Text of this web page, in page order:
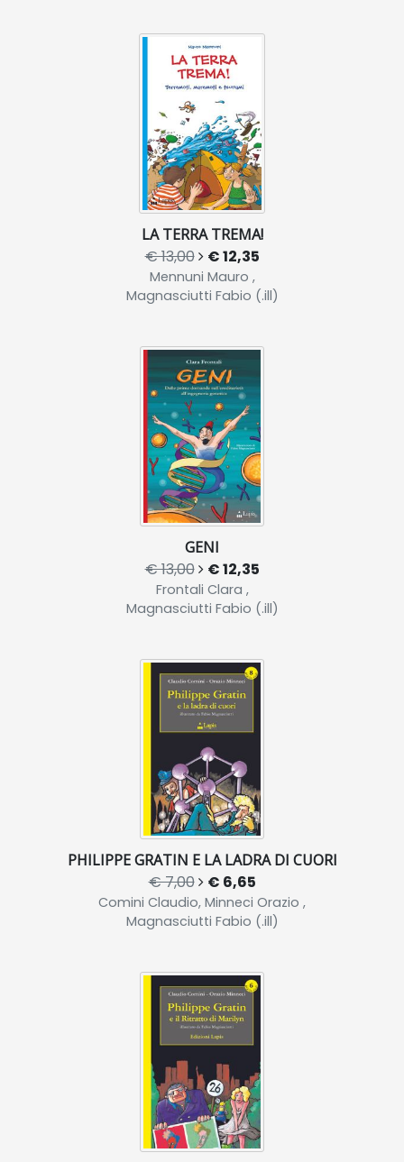
LA TERRA TREMA!
€ 13,00 € 12,35
Mennuni Mauro ,
Magnasciutti Fabio (.ill)
GENI
€ 13,00 € 12,35
Frontali Clara ,
Magnasciutti Fabio (.ill)
PHILIPPE GRATIN E LA LADRA DI CUORI
€ 7,00 € 6,65
Comini Claudio, Minneci Orazio ,
Magnasciutti Fabio (.ill)